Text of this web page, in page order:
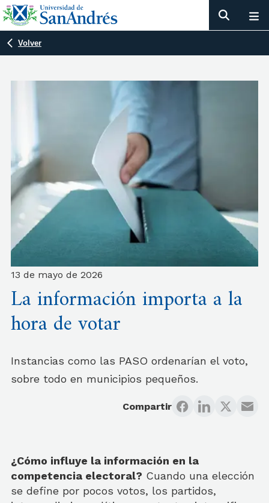
Volver
13 de mayo de 2026
La información importa a la
hora de votar
Instancias como las PASO ordenarían el voto,
sobre todo en municipios pequeños.
Compartir
¿Cómo influye la información en la
competencia electoral? Cuando una elección
se define por pocos votos, los partidos,